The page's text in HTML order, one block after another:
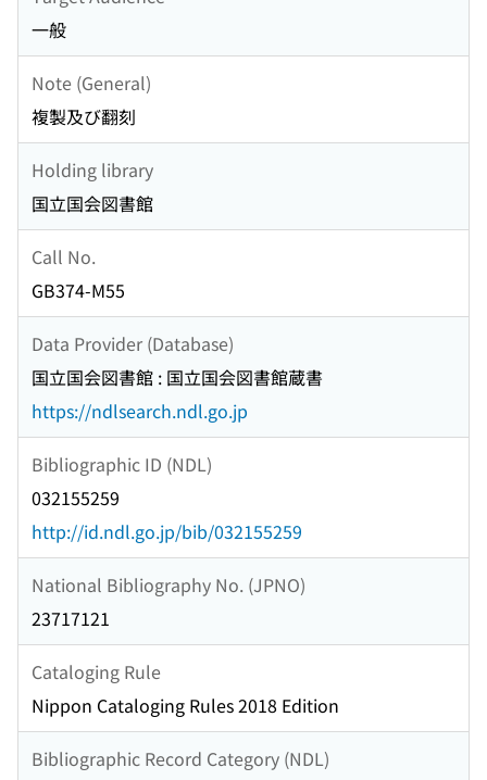
一般
Note (General)
複製及び翻刻
Holding library
国立国会図書館
Call No.
GB374-M55
Data Provider (Database)
国立国会図書館 : 国立国会図書館蔵書
https://ndlsearch.ndl.go.jp
Bibliographic ID (NDL)
032155259
http://id.ndl.go.jp/bib/032155259
National Bibliography No. (JPNO)
23717121
Cataloging Rule
Nippon Cataloging Rules 2018 Edition
Bibliographic Record Category (NDL)